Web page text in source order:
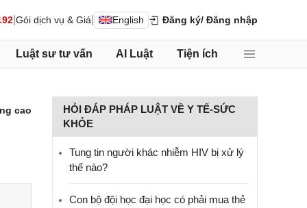
Gói dịch vụ & Giá English Đăng ký/ Đăng nhập
Luật sư tư vấn AI Luật Tiện ích
cao
HỎI ĐÁP PHÁP LUẬT VỀ Y TẾ-SỨC
KHỎE
Tung tin người khác nhiễm HIV bị xử lý
thế nào?
Con bộ đội học đại học có phải mua thẻ